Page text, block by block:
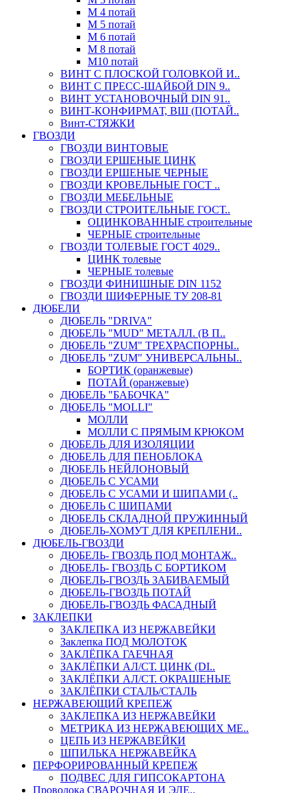
М 4 потай
М 5 потай
М 6 потай
М 8 потай
М10 потай
ВИНТ С ПЛОСКОЙ ГОЛОВКОЙ И..
ВИНТ С ПРЕСС-ШАЙБОЙ DIN 9..
ВИНТ УСТАНОВОЧНЫЙ DIN 91..
ВИНТ-КОНФИРМАТ, ВШ (ПОТАЙ..
Винт-СТЯЖКИ
ГВОЗДИ
ГВОЗДИ ВИНТОВЫЕ
ГВОЗДИ ЕРШЕНЫЕ ЦИНК
ГВОЗДИ ЕРШЕНЫЕ ЧЕРНЫЕ
ГВОЗДИ КРОВЕЛЬНЫЕ ГОСТ ..
ГВОЗДИ МЕБЕЛЬНЫЕ
ГВОЗДИ СТРОИТЕЛЬНЫЕ ГОСТ..
ОЦИНКОВАННЫЕ строительные
ЧЕРНЫЕ строительные
ГВОЗДИ ТОЛЕВЫЕ ГОСТ 4029..
ЦИНК толевые
ЧЕРНЫЕ толевые
ГВОЗДИ ФИНИШНЫЕ DIN 1152
ГВОЗДИ ШИФЕРНЫЕ ТУ 208-81
ДЮБЕЛИ
ДЮБЕЛЬ "DRIVA"
ДЮБЕЛЬ "MUD" МЕТАЛЛ. (В П..
ДЮБЕЛЬ "ZUM" ТРЕХРАСПОРНЫ..
ДЮБЕЛЬ "ZUM" УНИВЕРСАЛЬНЫ..
БОРТИК (оранжевые)
ПОТАЙ (оранжевые)
ДЮБЕЛЬ "БАБОЧКА"
ДЮБЕЛЬ "МOLLI"
МОЛЛИ
МОЛЛИ С ПРЯМЫМ КРЮКОМ
ДЮБЕЛЬ ДЛЯ ИЗОЛЯЦИИ
ДЮБЕЛЬ ДЛЯ ПЕНОБЛОКА
ДЮБЕЛЬ НЕЙЛОНОВЫЙ
ДЮБЕЛЬ С УСАМИ
ДЮБЕЛЬ С УСАМИ И ШИПАМИ (..
ДЮБЕЛЬ С ШИПАМИ
ДЮБЕЛЬ СКЛАДНОЙ ПРУЖИННЫЙ
ДЮБЕЛЬ-ХОМУТ ДЛЯ КРЕПЛЕНИ..
ДЮБЕЛЬ-ГВОЗДИ
ДЮБЕЛЬ- ГВОЗДЬ ПОД МОНТАЖ..
ДЮБЕЛЬ- ГВОЗДЬ С БОРТИКОМ
ДЮБЕЛЬ-ГВОЗДЬ ЗАБИВАЕМЫЙ
ДЮБЕЛЬ-ГВОЗДЬ ПОТАЙ
ДЮБЕЛЬ-ГВОЗДЬ ФАСАДНЫЙ
ЗАКЛЕПКИ
ЗАКЛЕПКА ИЗ НЕРЖАВЕЙКИ
Заклепка ПОД МОЛОТОК
ЗАКЛЁПКА ГАЕЧНАЯ
ЗАКЛЁПКИ АЛ/СТ. ЦИНК (DI..
ЗАКЛЁПКИ АЛ/СТ. ОКРАШЕНЫЕ
ЗАКЛЁПКИ СТАЛЬ/СТАЛЬ
НЕРЖАВЕЮЩИЙ КРЕПЕЖ
ЗАКЛЕПКА ИЗ НЕРЖАВЕЙКИ
МЕТРИКА ИЗ НЕРЖАВЕЮЩИХ МЕ..
ЦЕПЬ ИЗ НЕРЖАВЕЙКИ
ШПИЛЬКА НЕРЖАВЕЙКА
ПЕРФОРИРОВАННЫЙ КРЕПЕЖ
ПОДВЕС ДЛЯ ГИПСОКАРТОНА
Проволока СВАРОЧНАЯ И ЭЛЕ..